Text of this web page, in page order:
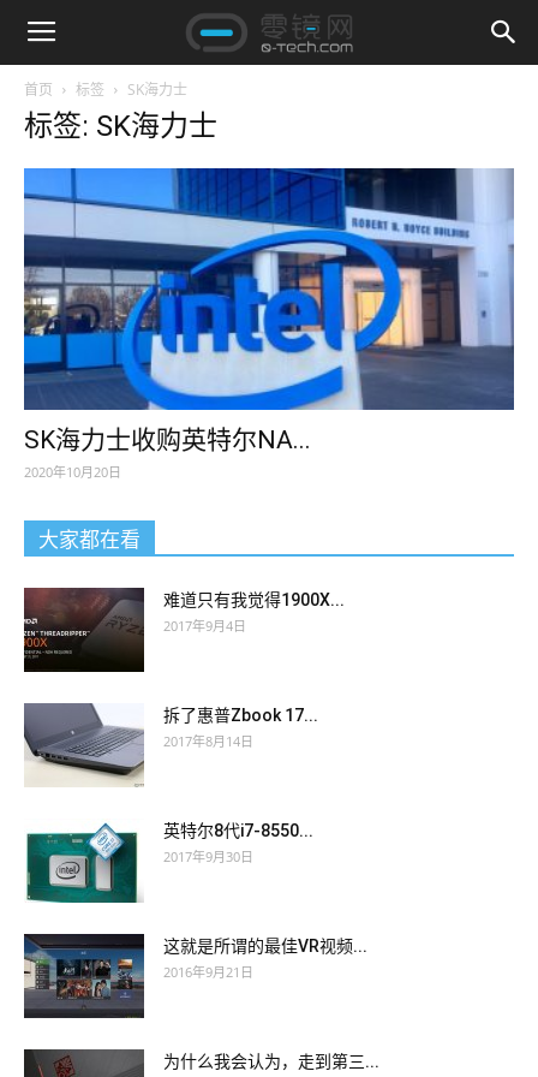
首页 标签 SK海力士
标签: SK海力士
SK海力士收购英特尔NA...
2020年10月20日
大家都在看
难道只有我觉得1900X...
2017年9月4日
拆了惠普Zbook 17...
2017年8月14日
英特尔8代i7-8550...
2017年9月30日
这就是所谓的最佳VR视频...
2016年9月21日
为什么我会认为，走到第三...